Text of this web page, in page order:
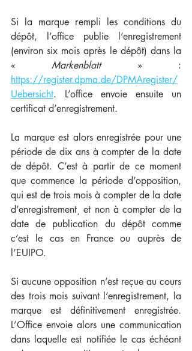
Si la marque rempli les conditions du
dépôt, l’office publie l’enregistrement
(environ six mois après le dépôt) dans la
« Markenblatt
https://register.dpma.de/DPMAregister/
Uebersicht. L’office envoie ensuite un
certificat d’enregistrement.
La marque est alors enregistrée pour une
période de dix ans à compter de la date
de dépôt. C’est à partir de ce moment
que commence la période d’opposition,
qui est de trois mois à compter de la date
d’enregistrement¸ et non à compter de la
date de publication du dépôt comme
c’est le cas en France ou auprès de
l’EUIPO.
Si aucune opposition n’est reçue au cours
des trois mois suivant l’enregistrement, la
marque est définitivement enregistrée.
L’Office envoie alors une communication
dans laquelle est notifiée le cas échéant